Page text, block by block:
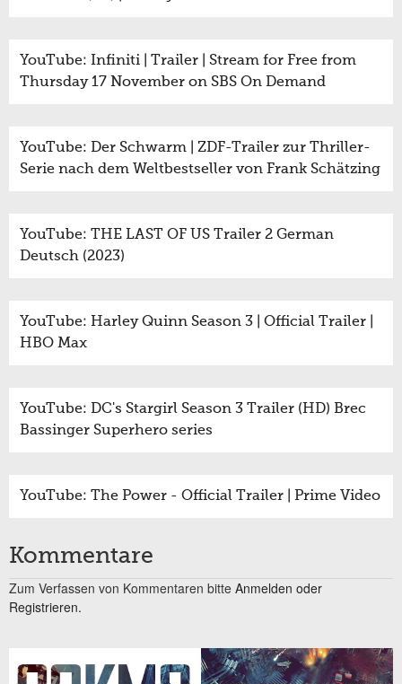
YouTube: Infiniti | Trailer | Stream for Free from
Thursday 17 November on SBS On Demand
YouTube: Der Schwarm | ZDF-Trailer zur Thriller-
Serie nach dem Weltbestseller von Frank Schätzing
YouTube: THE LAST OF US Trailer 2 German
Deutsch (2023)
YouTube: Harley Quinn Season 3 | Official Trailer |
HBO Max
YouTube: DC's Stargirl Season 3 Trailer (HD) Brec
Bassinger Superhero series
YouTube: The Power - Official Trailer | Prime Video
Kommentare
Zum Verfassen von Kommentaren bitte Anmelden oder
Registrieren.